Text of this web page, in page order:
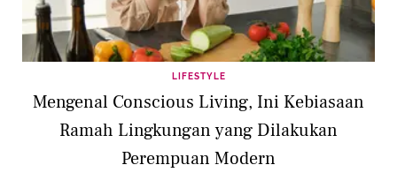
LIFESTYLE
Mengenal Conscious Living, Ini Kebiasaan
Ramah Lingkungan yang Dilakukan
Perempuan Modern